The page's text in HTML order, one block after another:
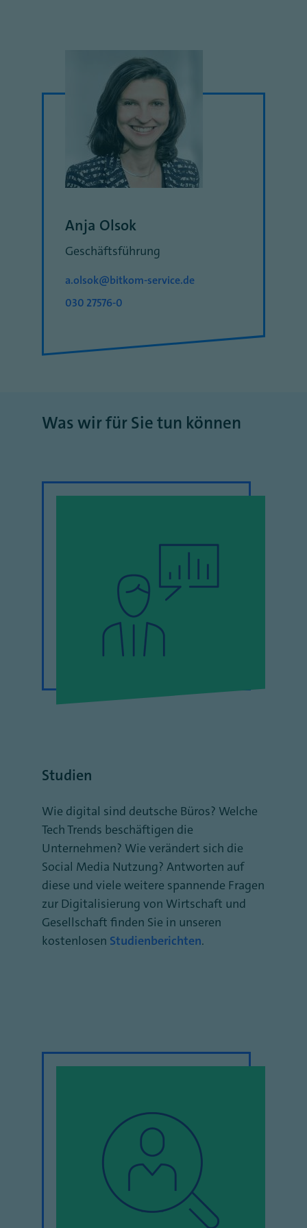
Anja Olsok
Geschäftsführung
a.olsok@bitkom-service.de
030 27576-0
Was wir für Sie tun können
Studien
Wie digital sind deutsche Büros? Welche
Tech Trends beschäftigen die
Unternehmen? Wie verändert sich die
Social Media Nutzung? Antworten auf
diese und viele weitere spannende Fragen
zur Digitalisierung von Wirtschaft und
Gesellschaft finden Sie in unseren
kostenlosen Studienberichten.